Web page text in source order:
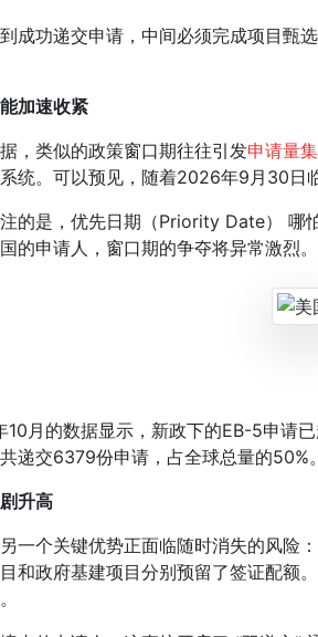
功递交申请，中间必须完成项目甄
加速收紧
类似的政策窗口期往往引发申请量
统。可以预见，随着2026年9月30日
是，优先日期（Priority Date） 哪
的申请人，窗口期的争夺将异常激烈。
的数据显示，新政下的EB-5申请已
递交6379份申请，占全球总量的50%
升高
个关键优势正面临随时消失的风险：
和政府基建项目分别预留了签证配额